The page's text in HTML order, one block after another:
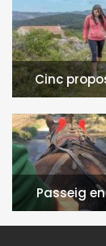
Cinc
Passeig